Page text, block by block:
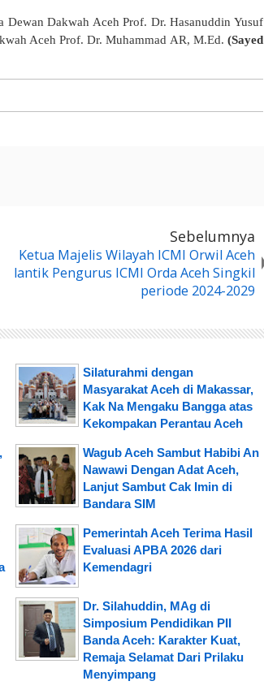
Dakwah Aceh Prof. Dr. Hasanuddin Yusuf
Aceh Prof. Dr. Muhammad AR, M.Ed. (Sayed
Sebelumnya
Ketua Majelis Wilayah ICMI Orwil Aceh
lantik Pengurus ICMI Orda Aceh Singkil
periode 2024-2029
Silaturahmi dengan
Masyarakat Aceh di Makassar,
Kak Na Mengaku Bangga atas
Kekompakan Perantau Aceh
Wagub Aceh Sambut Habibi An
Nawawi Dengan Adat Aceh,
Lanjut Sambut Cak Imin di
Bandara SIM
Pemerintah Aceh Terima Hasil
Evaluasi APBA 2026 dari
Kemendagri
Dr. Silahuddin, MAg di
Simposium Pendidikan PII
Banda Aceh: Karakter Kuat,
Remaja Selamat Dari Prilaku
Menyimpang